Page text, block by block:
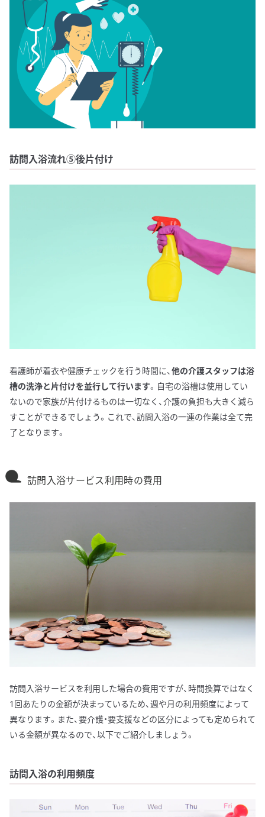
訪問入浴流れ⑤後片付け
看護師が着衣や健康チェックを行う時間に、他の介護スタッフは浴
槽の洗浄と片付けを並行して行います。自宅の浴槽は使用してい
ないので家族が片付けるものは一切なく、介護の負担も大きく減ら
すことができるでしょう。これで、訪問入浴の一連の作業は全て完
了となります。
訪問入浴サービス利用時の費用
訪問入浴サービスを利用した場合の費用ですが、時間換算ではなく
1回あたりの金額が決まっているため、週や月の利用頻度によって
異なります。また、要介護・要支援などの区分によっても定められて
いる金額が異なるので、以下でご紹介しましょう。
訪問入浴の利用頻度